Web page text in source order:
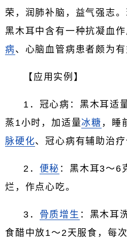
荣，润肺补脑，益气强志。
黑木耳中含有一种抗凝血
病、心脑血管病患者颇为有
【应用实例】
1．冠心病：黑木耳适
蒸1小时，加适量冰糖 ，睡
脉硬化、冠心病有辅助治疗
2． 便秘 ：黑木耳3～6
烂，作点心吃。
3． 骨质增生 ：黑木耳
食醋中放1～2天服食，每